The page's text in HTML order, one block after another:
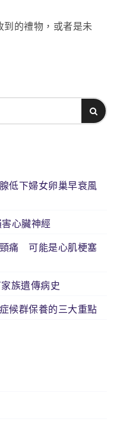
到的禮物，或者是未
Search
低下婦女卵巢早衰風
心臟神經
痛 可能是心肌梗塞
族遺傳病史
候群保養的三大重點